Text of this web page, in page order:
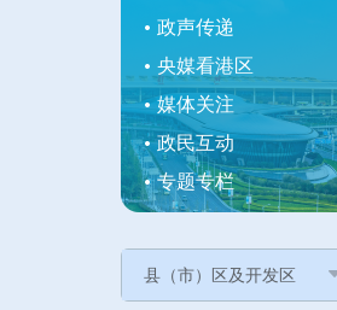
政声传递
央媒看港区
媒体关注
政民互动
专题专栏